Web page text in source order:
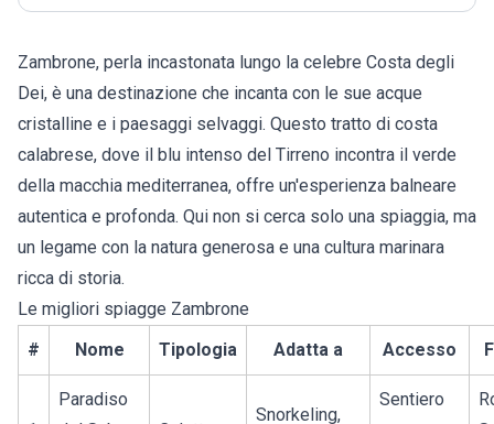
Zambrone, perla incastonata lungo la celebre Costa degli
Dei, è una destinazione che incanta con le sue acque
cristalline e i paesaggi selvaggi. Questo tratto di costa
calabrese, dove il blu intenso del Tirreno incontra il verde
della macchia mediterranea, offre un'esperienza balneare
autentica e profonda. Qui non si cerca solo una spiaggia, ma
un legame con la natura generosa e una cultura marinara
ricca di storia.
Le migliori spiagge Zambrone
#
Nome Tipologia Adatta a Accesso
Paradiso
Snorkeling,
Sentiero